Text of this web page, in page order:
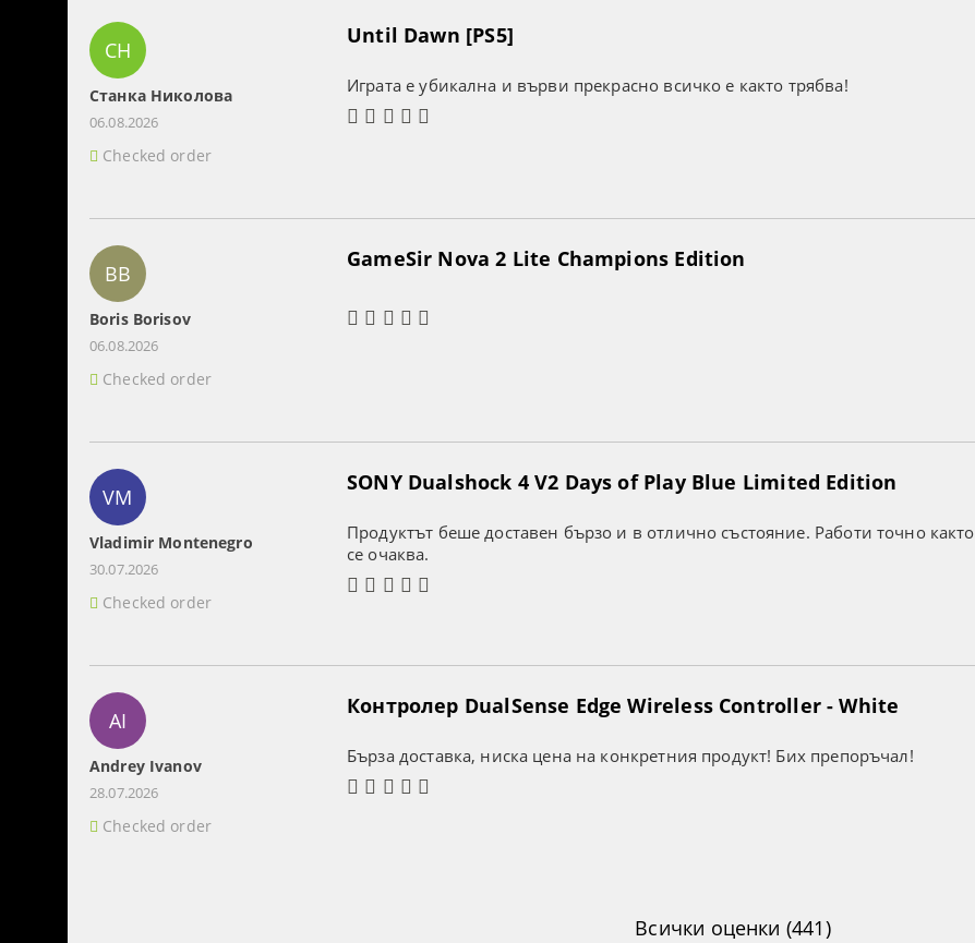
СН
Станка Николова
06.08.2026
Checked order
Until Dawn [PS5]
Играта е убикална и върви прекрасно всичко е както трябва!
BB
Boris Borisov
06.08.2026
Checked order
GameSir Nova 2 Lite Champions Edition
VM
Vladimir Montenegro
30.07.2026
Checked order
SONY Dualshock 4 V2 Days of Play Blue Limited Edition
Продуктът беше доставен бързо и в отлично състояние. Работи точно както
се очаква.
AI
Andrey Ivanov
28.07.2026
Checked order
Контролер DualSense Edge Wireless Controller - White
Бърза доставка, ниска цена на конкретния продукт! Бих препоръчал!
Всички оценки (441)